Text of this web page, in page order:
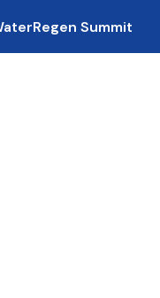
Summit